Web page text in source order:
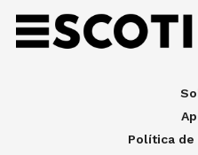
Política de